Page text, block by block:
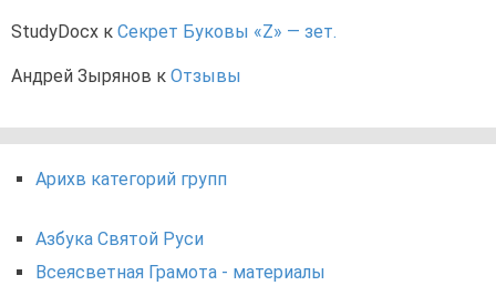
StudyDocx к Секрет Буковы «Z» — зет.
Андрей Зырянов к Отзывы
Арихв категорий групп
Азбука Святой Руси
Всеясветная Грамота - материалы